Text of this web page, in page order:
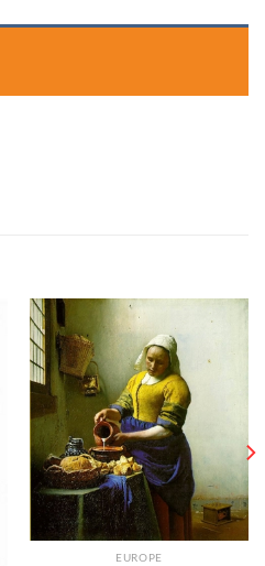
EUROPE